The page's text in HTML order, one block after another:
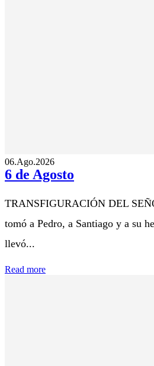
06.Ago.2026
6 de Agosto
TRANSFIGURACIÓN DEL
tomó a Pedro, a Santiago y a su
llevó...
Read more